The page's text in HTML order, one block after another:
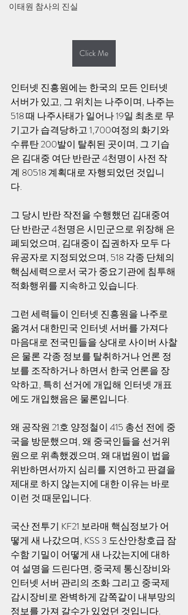
이태원 참사의 진실
Click Me
인터넷 진흥원에는 한국의 모든 인터넷
서버가 있고, 그 위치는 나주이며, 나주는
518 때 나주사태가 일어나 19일 최초로 무
기고가 습격당하고 1,700여정의 화기와
수류탄 200발이 탈취된 곳이며, 그 기습
은 김대중 여단 반란군 4천명이 사전 작
계 80518 계획대로 자행되었던 것입니
다.
그 당시 반란 작전을 수행했던 김대중여
단 반란군 4천명은 시민군으로 위장해 은
폐되었으며, 김대중이 집권하자 모두 다
유공자로 지정되었으며, 518 각종 단체의
핵심세력으로서 국가 중요기관에 침투해
적화행위를 지속하고 있습니다.
그런 세력들이 인터넷 진흥원을 나주로
옮겨서 대한민국 인터넷 서버를 가져다
마음대로 전국민들을 상대로 사이버 사찰
은 물론 각종 정보를 탈취하거나 언론 정
보를 조작하거나 하면서 한국 언론을 장
악하고, 특히 선거에 개입해 인터넷 개표
에도 개입했음은 물론입니다.
왜 공작원 21호 양정철이 415 총선 전에 중
국을 방문했으며, 왜 중국인들을 선거위
원으로 위촉했겠으며, 왜 대법원이 법을
위반하면서까지 심리를 지연하고 판결을
제대로 하지 않는지에 대한 이유는 바로
이런 것 때문입니다.
국산 전투기 KF21 보라매 핵심정보가 어
떻게 새 나갔으며, KSS 3 도산안창호급 잠
수함 기밀이 어떻게 새 나갔는지에 대하
여 설명을 드린다면, 중국제 통신장비와
인터넷 서버 관리의 조화 그리고 중국제
감시장비로 완벽하게 감쪽같이 내부망의
정보를 가져 갈수가 있었던 것입니다.